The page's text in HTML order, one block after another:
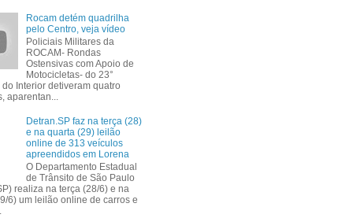
Rocam detém quadrilha
pelo Centro, veja vídeo
Policiais Militares da
ROCAM- Rondas
Ostensivas com Apoio de
Motocicletas- do 23°
do Interior detiveram quatro
aparentan...
Detran.SP faz na terça (28)
e na quarta (29) leilão
online de 313 veículos
apreendidos em Lorena
O Departamento Estadual
de Trânsito de São Paulo
realiza na terça (28/6) e na
6) um leilão online de carros e